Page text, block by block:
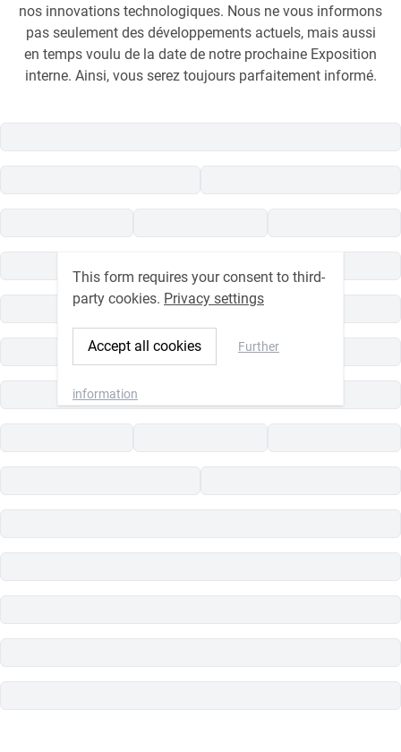
nos innovations technologiques. Nous ne vous informons
pas seulement des développements actuels, mais aussi
en temps voulu de la date de notre prochaine Exposition
interne. Ainsi, vous serez toujours parfaitement informé.
This form requires your consent to third-
party cookies. Privacy settings
Accept all cookies Further
information